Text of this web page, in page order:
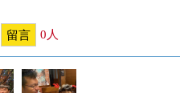
留言 0 人